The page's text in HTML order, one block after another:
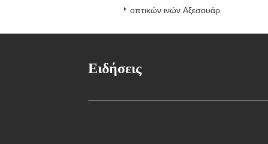
οπτικών ινών Αξεσουάρ
Ειδήσεις